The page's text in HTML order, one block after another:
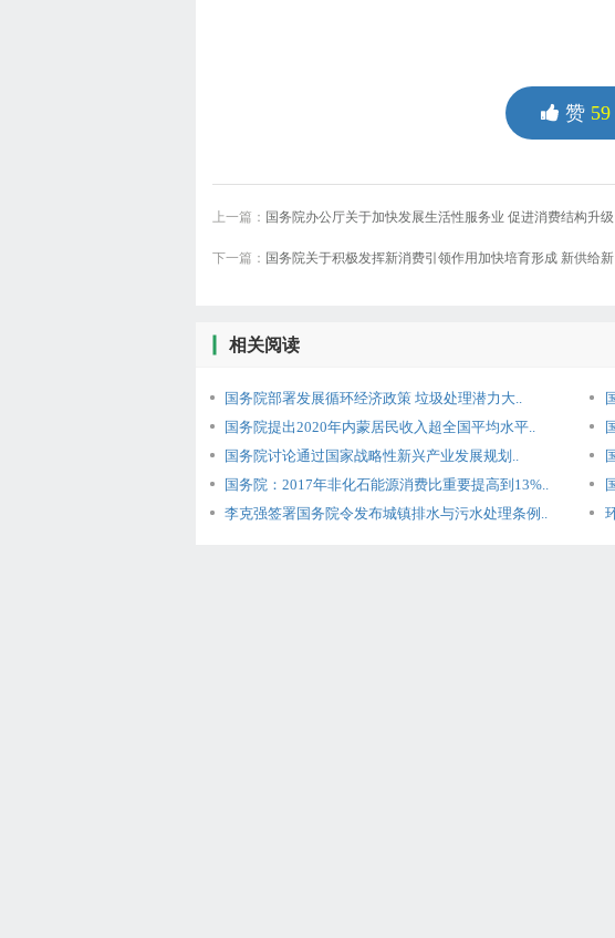
赞 59
上一篇： 国务院办公厅关于加快发展生活性服务业 促进消费结构升级
的指导
下一篇： 国务院关于积极发挥新消费引领作用加快培育形成 新供给新
相关阅读
国务院部署发展循环经济政策 垃圾处理潜力大..
国务院提出2020年内蒙居民收入超全国平均水平..
国务院讨论通过国家战略性新兴产业发展规划..
国务院：2017年非化石能源消费比重要提高到13%..
李克强签署国务院令发布城镇排水与污水处理条例..